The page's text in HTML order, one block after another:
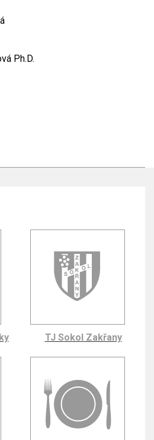
Ph.D.
TJ Sokol Zakřany